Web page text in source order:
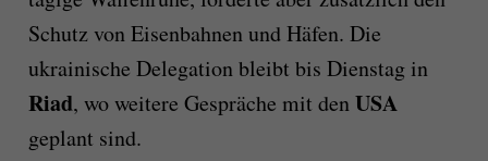
Schutz von Eisenbahnen und Häfen. Die
ukrainische Delegation bleibt bis Dienstag in
Riad, wo weitere Gespräche mit denUSA
geplant sind.